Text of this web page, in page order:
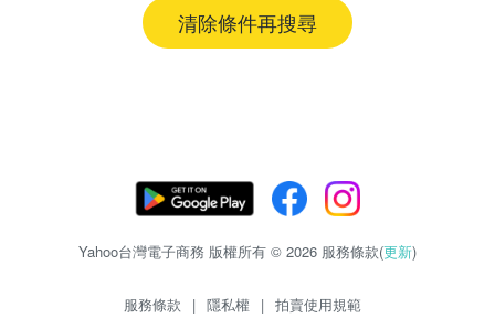
清除條件再搜尋
Yahoo台灣電子商務 版權所有 © 2026 服務條款(更新)
服務條款 | 隱私權 | 拍賣使用規範